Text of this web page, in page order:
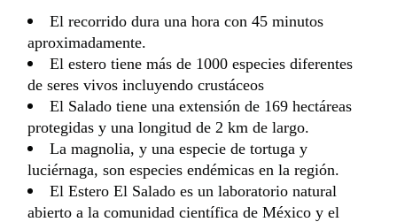
El recorrido dura una hora con 45 minutos
aproximadamente.
El estero tiene más de 1000 especies diferentes
de seres vivos incluyendo crustáceos
El Salado tiene una extensión de 169 hectáreas
protegidas y una longitud de 2 km de largo.
La magnolia, y una especie de tortuga y
luciérnaga, son especies endémicas en la región.
El Estero El Salado es un laboratorio natural
abierto a la comunidad científica de México y el